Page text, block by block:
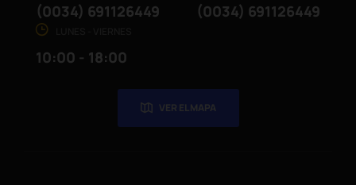
(0034) 691126449 (0034) 691126449
10:00 - 18:00
VER EL MAPA